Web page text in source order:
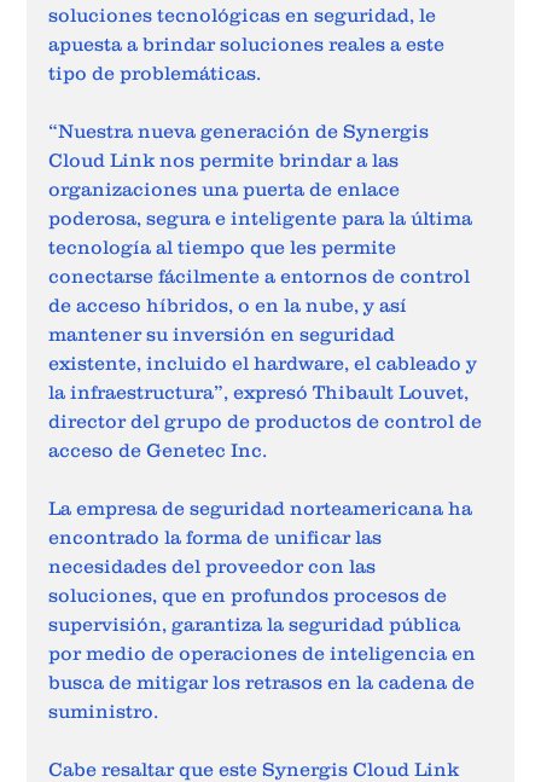
soluciones tecnológicas en seguridad, le
apuesta a brindar soluciones reales a este
tipo de problemáticas.
“Nuestra nueva generación de Synergis
Cloud Link nos permite brindar a las
organizaciones una puerta de enlace
poderosa, segura e inteligente para la última
tecnología al tiempo que les permite
conectarse fácilmente a entornos de control
de acceso híbridos, o en la nube, y así
mantener su inversión en seguridad
existente, incluido el hardware, el cableado y
la infraestructura”, expresó Thibault Louvet,
director del grupo de productos de control de
acceso de Genetec Inc.
La empresa de seguridad norteamericana ha
encontrado la forma de unificar las
necesidades del proveedor con las
soluciones, que en profundos procesos de
supervisión, garantiza la seguridad pública
por medio de operaciones de inteligencia en
busca de mitigar los retrasos en la cadena de
suministro.
Cabe resaltar que este Synergis Cloud Link